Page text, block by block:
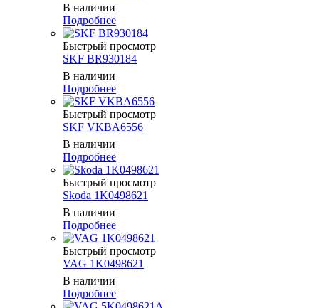
В наличии
Подробнее
Быстрый просмотр
SKF BR930184
В наличии
Подробнее
Быстрый просмотр
SKF VKBA6556
В наличии
Подробнее
Быстрый просмотр
Skoda 1K0498621
В наличии
Подробнее
Быстрый просмотр
VAG 1K0498621
В наличии
Подробнее